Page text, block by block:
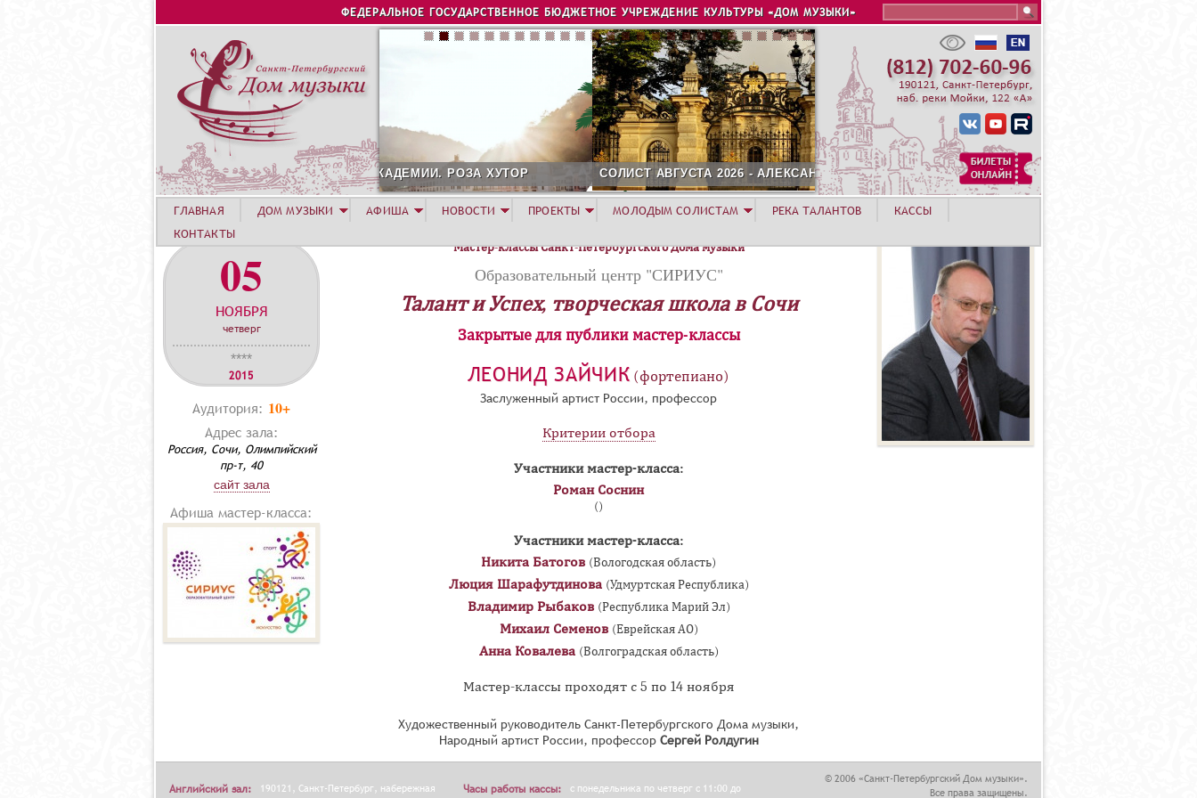
Jump to navigation
ФЕДЕРАЛЬНОЕ ГОСУДАРСТВЕННОЕ БЮДЖЕТНОЕ УЧРЕЖДЕНИЕ КУЛЬТУРЫ «ДОМ МУЗЫКИ»
12 АВГУСТА. КОНЦЕРТ ЛЕТНЕЙ АКАДЕМИИ. РОЗА ХУТОР СОЛИСТ АВГУСТА 2026 - АЛЕКСАНДР ГЕРАСИМОВ
05
НОЯБРЯ
четверг
****
2015
Аудитория: 10+
Адрес зала:
Россия, Сочи, Олимпийский
пр-т, 40
сайт зала
Афиша мастер-класса:
Мастер-классы Санкт-Петербургского Дома музыки
Образовательный центр "СИРИУС"
Талант и Успех, творческая школа в Сочи
Закрытые для публики мастер-классы
ЛЕОНИД ЗАЙЧИК (фортепиано)
Заслуженный артист России, профессор
Критерии отбора
Участники мастер-класса:
Роман Соснин
()
Участники мастер-класса:
Никита Батогов (Вологодская область)
Люция Шарафутдинова (Удмуртская Республика)
Владимир Рыбаков (Республика Марий Эл)
Михаил Семенов (Еврейская АО)
Анна Ковалева (Волгоградская область)
Мастер-классы проходят с 5 по 14 ноября
Художественный руководитель Санкт-Петербургского Дома музыки,
Народный артист России, профессор Сергей Ролдугин
ГЛАВНАЯ ДОМ МУЗЫКИ АФИША НОВОСТИ ПРОЕКТЫ МОЛОДЫМ СОЛИСТАМ РЕКА ТАЛАНТОВ
КАССЫ
КОНТАКТЫ
Английский зал:
190121, Санкт-Петербург, набережная
Часы работы кассы:
с понедельника по четверг с 11:00 до
© 2006 «Санкт-Петербургский Дом музыки».
Все права защищены.